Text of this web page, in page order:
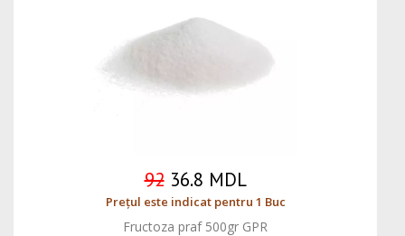
9236.8 MDL
Prețul este indicat pentru 1 Buc
Fructoza praf 500gr GPR